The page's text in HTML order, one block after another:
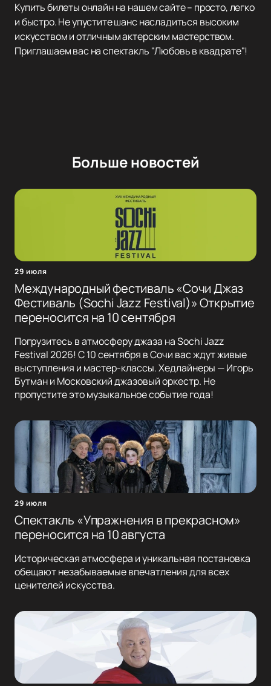
Купить билеты онлайн на нашем сайте – просто, легко
и быстро. Не упустите шанс насладиться высоким
искусством и отличным актерским мастерством.
Приглашаем вас на спектакль "Любовь в квадрате"!
Больше новостей
29 июля
Международный фестиваль «Сочи Джаз
Фестиваль (Sochi Jazz Festival)» Открытие
переносится на 10 сентября
Погрузитесь в атмосферу джаза на Sochi Jazz
Festival 2026! С 10 сентября в Сочи вас ждут живые
выступления и мастер-классы. Хедлайнеры — Игорь
Бутман и Московский джазовый оркестр. Не
пропустите это музыкальное событие года!
29 июля
Спектакль «Упражнения в прекрасном»
переносится на 10 августа
Историческая атмосфера и уникальная постановка
обещают незабываемые впечатления для всех
ценителей искусства.